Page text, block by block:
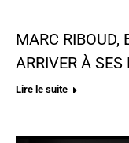
MARC RIBOUD,
ARRIVER À SES
Lire le suite